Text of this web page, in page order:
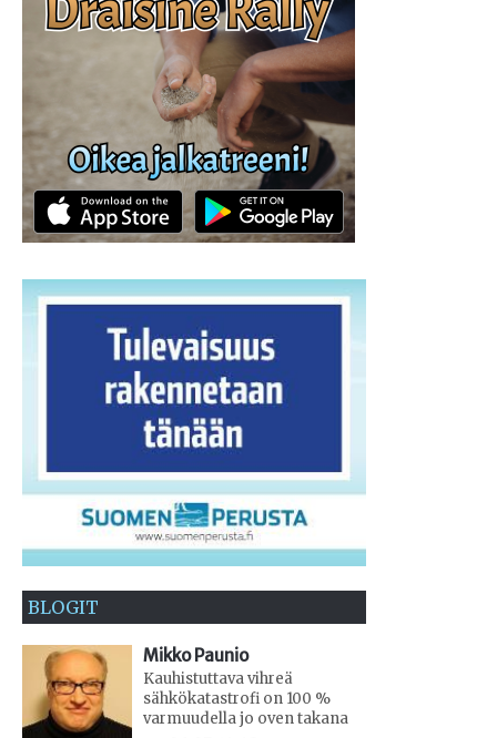
BLOGIT
Mikko Paunio
Kauhistuttava vihreä
sähkökatastrofi on 100 %
varmuudella jo oven takana